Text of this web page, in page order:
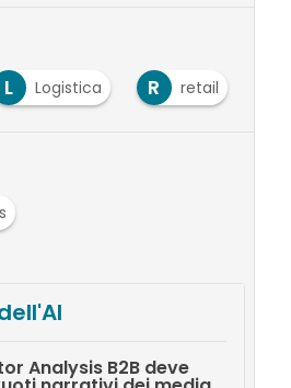
L Logistica R retail
Analysis B2B deve